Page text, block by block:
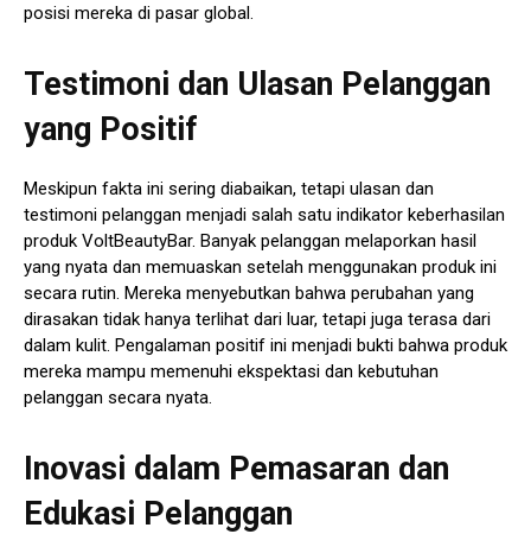
posisi mereka di pasar global.
Testimoni dan Ulasan Pelanggan
yang Positif
Meskipun fakta ini sering diabaikan, tetapi ulasan dan
testimoni pelanggan menjadi salah satu indikator keberhasilan
produk VoltBeautyBar. Banyak pelanggan melaporkan hasil
yang nyata dan memuaskan setelah menggunakan produk ini
secara rutin. Mereka menyebutkan bahwa perubahan yang
dirasakan tidak hanya terlihat dari luar, tetapi juga terasa dari
dalam kulit. Pengalaman positif ini menjadi bukti bahwa produk
mereka mampu memenuhi ekspektasi dan kebutuhan
pelanggan secara nyata.
Inovasi dalam Pemasaran dan
Edukasi Pelanggan